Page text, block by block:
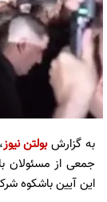
به گزارشبولتن نیوز
جمعی از مسئولان
این آیین باشکوه